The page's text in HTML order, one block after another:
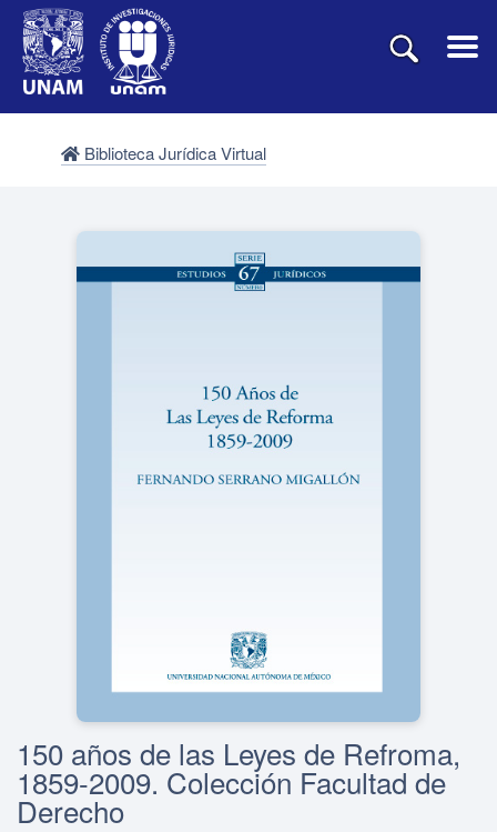
Biblioteca Jurídica Virtual
150 años de las Leyes de Refroma,
1859-2009. Colección Facultad de
Derecho